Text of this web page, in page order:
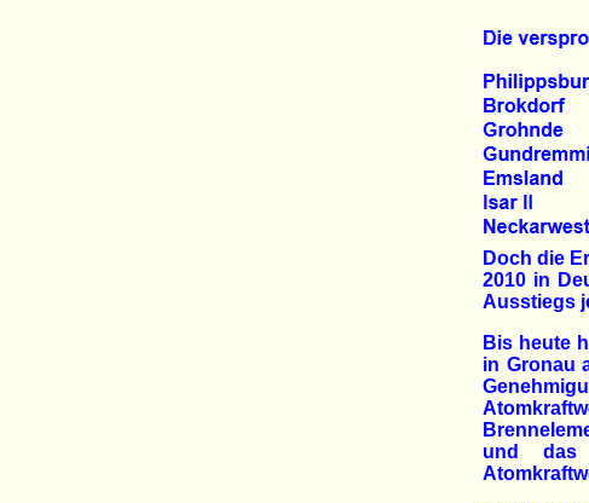
Doch die
2010 in
Ausstiegs
Bis heute
in Gronau
und das